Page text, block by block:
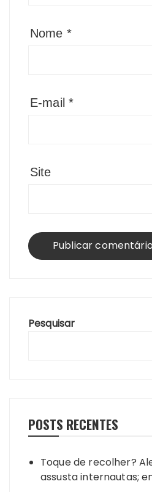
Nome *
E-mail*
Site
Pesquisar
POSTS RECENTES
Toque de recolher?
assusta internautas;